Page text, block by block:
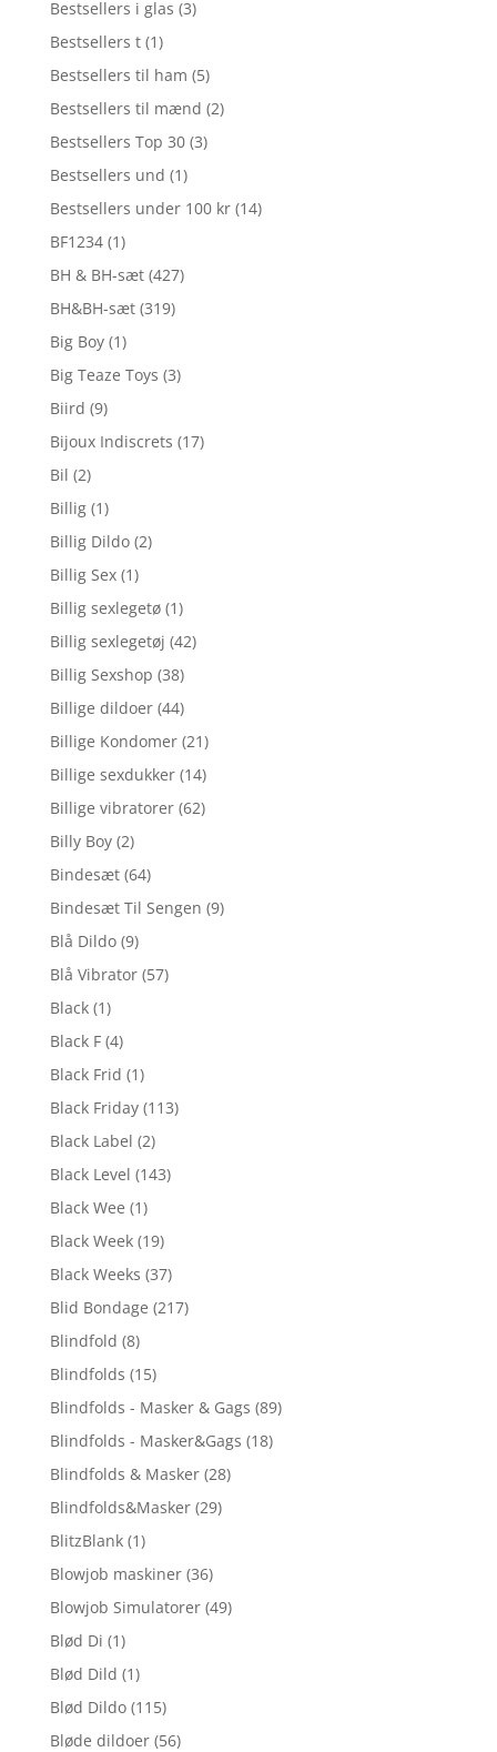
Bestsellers i glas (3)
Bestsellers t (1)
Bestsellers til ham (5)
Bestsellers til mænd (2)
Bestsellers Top 30 (3)
Bestsellers und (1)
Bestsellers under 100 kr (14)
BF1234 (1)
BH & BH-sæt (427)
BH&BH-sæt (319)
Big Boy (1)
Big Teaze Toys (3)
Biird (9)
Bijoux Indiscrets (17)
Bil (2)
Billig (1)
Billig Dildo (2)
Billig Sex (1)
Billig sexlegetø (1)
Billig sexlegetøj (42)
Billig Sexshop (38)
Billige dildoer (44)
Billige Kondomer (21)
Billige sexdukker (14)
Billige vibratorer (62)
Billy Boy (2)
Bindesæt (64)
Bindesæt Til Sengen (9)
Blå Dildo (9)
Blå Vibrator (57)
Black (1)
Black F (4)
Black Frid (1)
Black Friday (113)
Black Label (2)
Black Level (143)
Black Wee (1)
Black Week (19)
Black Weeks (37)
Blid Bondage (217)
Blindfold (8)
Blindfolds (15)
Blindfolds - Masker & Gags (89)
Blindfolds - Masker&Gags (18)
Blindfolds & Masker (28)
Blindfolds&Masker (29)
BlitzBlank (1)
Blowjob maskiner (36)
Blowjob Simulatorer (49)
Blød Di (1)
Blød Dild (1)
Blød Dildo (115)
Bløde dildoer (56)